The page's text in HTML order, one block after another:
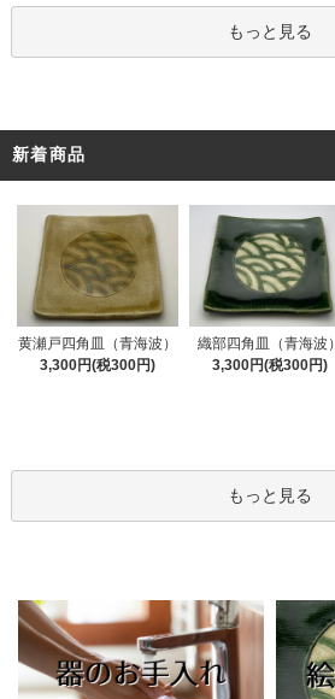
もっと見る
新着商品
黄瀬戸四角皿（青海波）
3,300円(税300円)
織部四角皿（青海波）
3,300円(税300円)
もっと見る